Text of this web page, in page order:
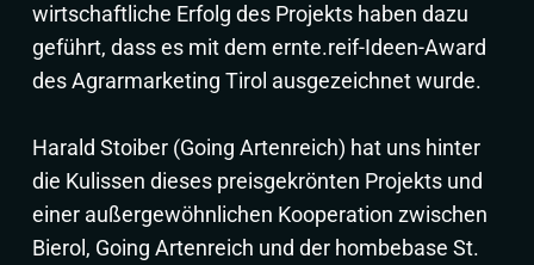
wirtschaftliche Erfolg des Projekts haben dazu
geführt, dass es mit dem ernte.reif-Ideen-Award
des Agrarmarketing Tirol ausgezeichnet wurde.
Harald Stoiber (Going Artenreich) hat uns hinter
die Kulissen dieses preisgekrönten Projekts und
einer außergewöhnlichen Kooperation zwischen
Bierol, Going Artenreich und der hombebase St.